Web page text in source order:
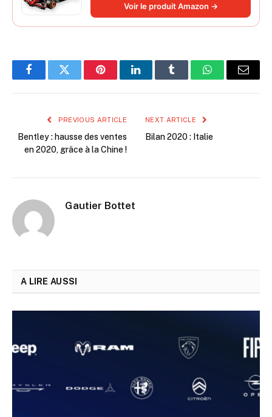
Adulte et Adolescent 42207
Voir le produit Amazon →
FacebookTwitter PinterestLinkedInTumblr WhatsAppEmail
PREVIOUS ARTICLE
Bentley : hausse des ventes
en 2020, grâce à la Chine !
NEXT ARTICLE
Bilan 2020 : Italie
Gautier Bottet
A LIRE AUSSI